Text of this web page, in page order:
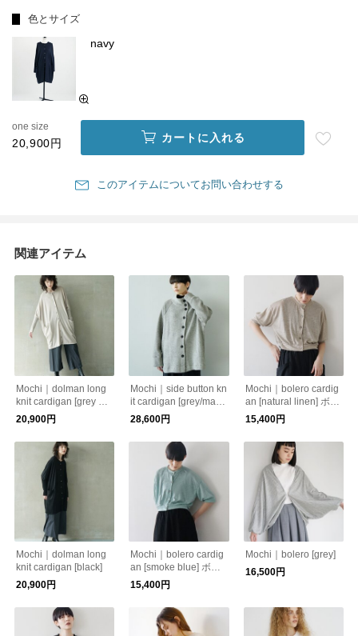
色とサイズ
navy
one size
20,900円 カートに入れる
このアイテムについてお問い合わせする
関連アイテム
Mochi｜dolman long
knit cardigan [grey bei
ge]
20,900円
Mochi｜side button kn
it cardigan [grey/ma25
-kn-03]
28,600円
Mochi｜bolero cardig
an [natural linen] ボレ
ロカーディガン
15,400円
Mochi｜dolman long
knit cardigan [black]
20,900円
Mochi｜bolero cardig
an [smoke blue] ボレ
ロカーディガン
15,400円
Mochi｜bolero [grey]
16,500円